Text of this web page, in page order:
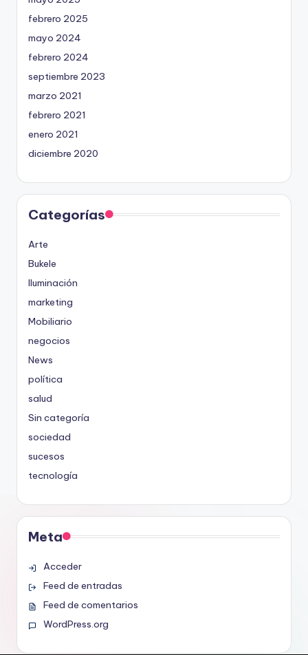
febrero 2025
mayo 2024
febrero 2024
septiembre 2023
marzo 2021
febrero 2021
enero 2021
diciembre 2020
Categorías
Arte
Bukele
Iluminación
marketing
Mobiliario
negocios
News
política
salud
Sin categoría
sociedad
sucesos
tecnología
Meta
Acceder
Feed de entradas
Feed de comentarios
WordPress.org